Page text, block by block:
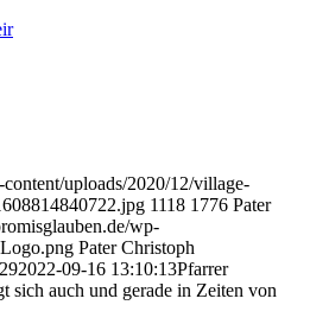
uploads/2020/12/village-
1118 1776 Pater
wp-
Pater Christoph
2022-09-16 13:10:13Pfarrer
sich auch und gerade in Zeiten von